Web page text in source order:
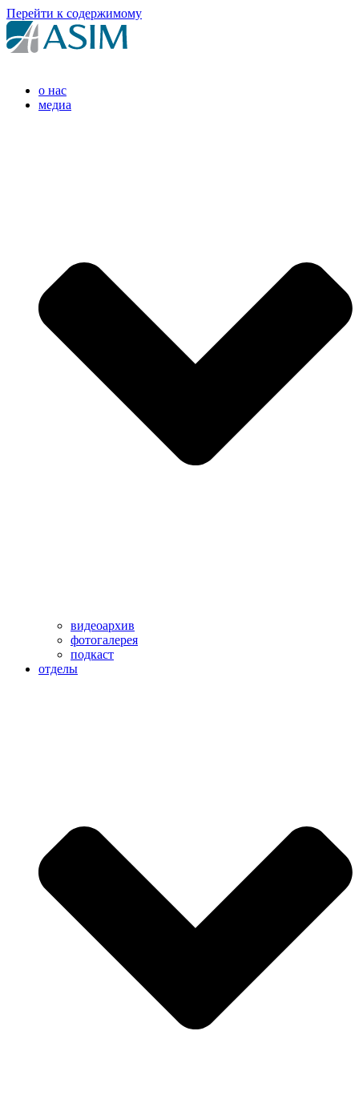
Перейти к содержимому
o нас
медиа
видеоархив
фотогалерея
подкаст
отделы